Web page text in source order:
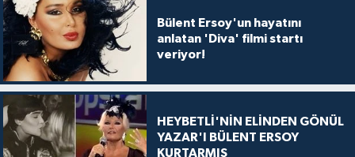
Bülent Ersoy'un hayatını
anlatan 'Diva' filmi startı
veriyor!
HEYBETLİ'NİN ELİNDEN GÖNÜL
YAZAR'I BÜLENT ERSOY
KURTARMIŞ